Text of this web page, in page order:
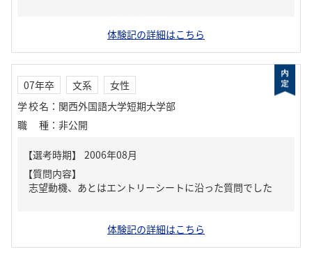
体験記の詳細はこちら
07年卒 文系
女性
学校名 ： 関西外国語大学短期大学部
職種 ： 非公開
【質問内容】
志望動機、あとはエントリーシートに沿った質問でした
体験記の詳細はこちら